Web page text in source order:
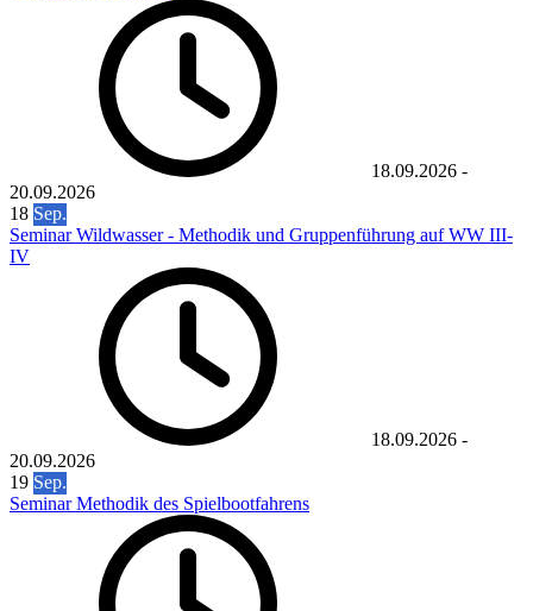
18.09.2026 -
20.09.2026
18 Sep.
Seminar Wildwasser - Methodik und Gruppenführung auf WW III-
IV
18.09.2026 -
20.09.2026
19 Sep.
Seminar Methodik des Spielbootfahrens